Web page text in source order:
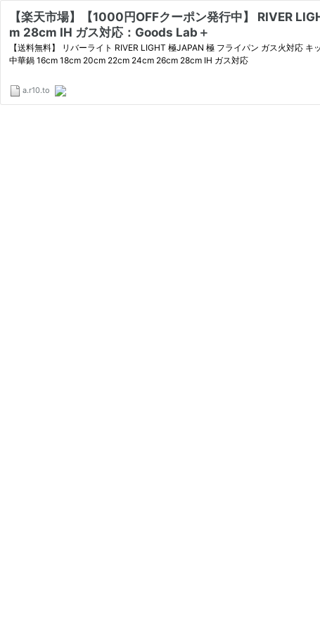
【楽天市場】【1000円OFFクーポン発行中】 RIVER
m 28cm IH ガス対応：Goods Lab＋
【送料無料】 リバーライト RIVER LIGHT 極JAPAN 極 フライパン ガス火対応
中華鍋 16cm 18cm 20cm 22cm 24cm 26cm 28cm IH ガス対応
a.r10.to